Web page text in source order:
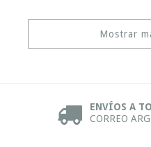
Mostrar
ENVÍOS A
CORREO